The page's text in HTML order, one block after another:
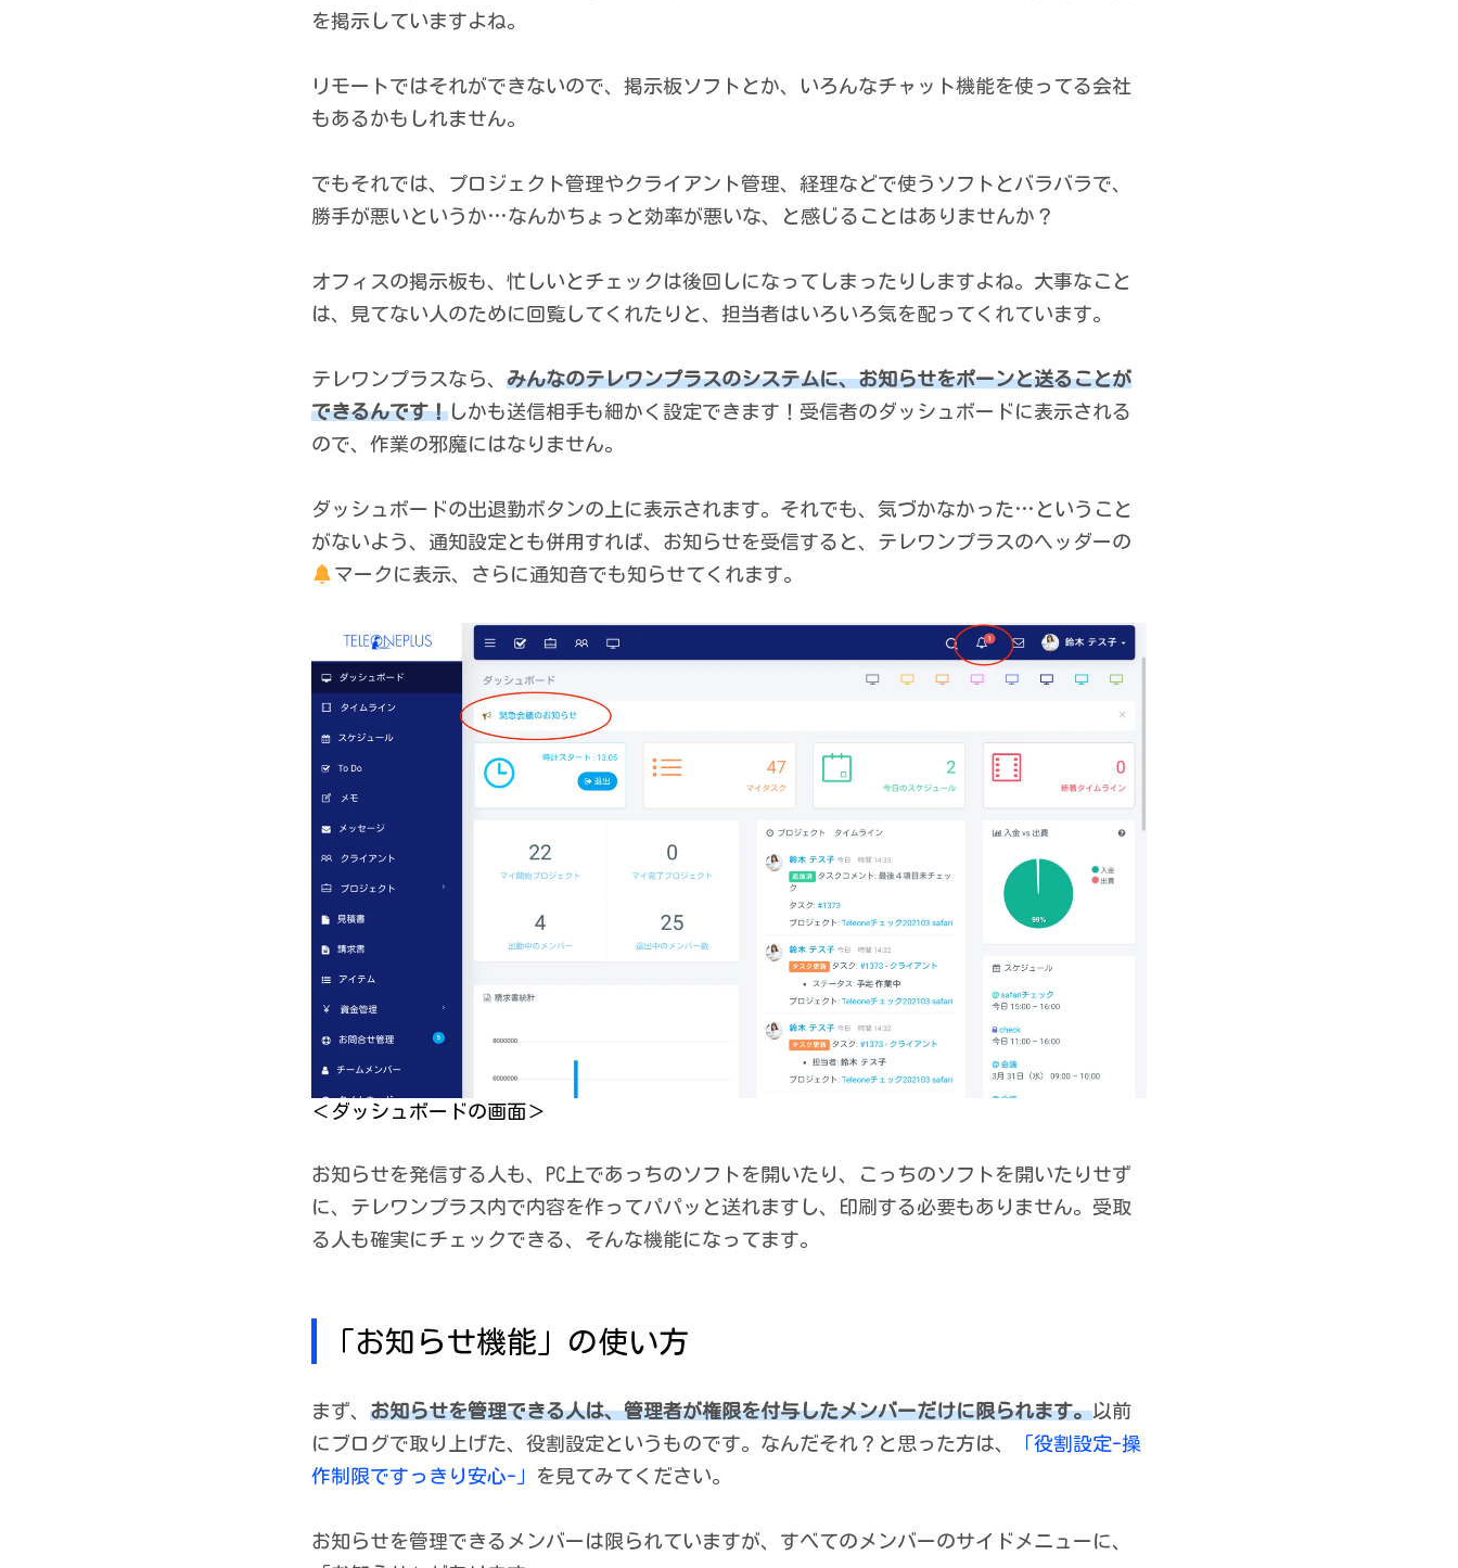
を掲示していますよね。
リモートではそれができないので、掲示板ソフトとか、いろんなチャット機能を使ってる会社
もあるかもしれません。
でもそれでは、プロジェクト管理やクライアント管理、経理などで使うソフトとバラバラで、
勝手が悪いというか…なんかちょっと効率が悪いな、と感じることはありませんか？
オフィスの掲示板も、忙しいとチェックは後回しになってしまったりしますよね。大事なこと
は、見てない人のために回覧してくれたりと、担当者はいろいろ気を配ってくれています。
テレワンプラスなら、 みんなのテレワンプラスのシステムに、お知らせをポーンと送ることが
できるんです！ しかも送信相手も細かく設定できます！受信者のダッシュボードに表示される
ので、作業の邪魔にはなりません。
ダッシュボードの出退勤ボタンの上に表示されます。それでも、気づかなかった…ということ
がないよう、通知設定とも併用すれば、お知らせを受信すると、テレワンプラスのヘッダーの
マークに表示、さらに通知音でも知らせてくれます。
＜ダッシュボードの画面＞
お知らせを発信する人も、PC上であっちのソフトを開いたり、こっちのソフトを開いたりせず
に、テレワンプラス内で内容を作ってパパッと送れますし、印刷する必要もありません。受取
る人も確実にチェックできる、そんな機能になってます。
「お知らせ機能」の使い方
まず、 お知らせを管理できる人は、管理者が権限を付与したメンバーだけに限られます。以前
にブログで取り上げた、役割設定というものです。なんだそれ？と思った方は、
「役割設定-操
作制限ですっきり安心-」
を見てみてください。
お知らせを管理できるメンバーは限られていますが、すべてのメンバーのサイドメニューに、